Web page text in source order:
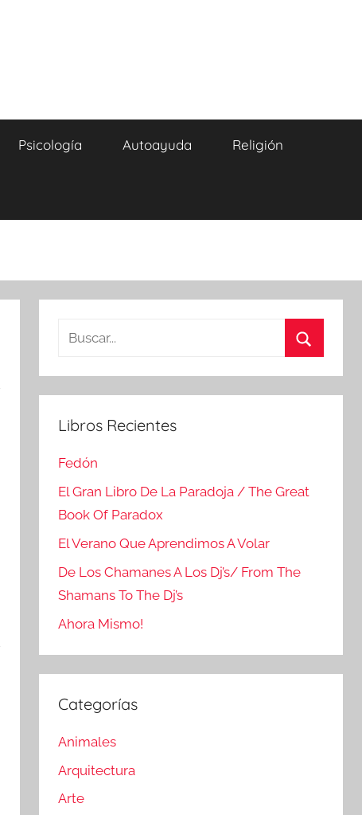
Psicología Autoayuda Religión
Buscar:
Libros Recientes
Fedón
El Gran Libro De La Paradoja / The Great
Book Of Paradox
El Verano Que Aprendimos A Volar
De Los Chamanes A Los Dj’s/ From The
Shamans To The Dj’s
Ahora Mismo!
Categorías
Animales
Arquitectura
Arte